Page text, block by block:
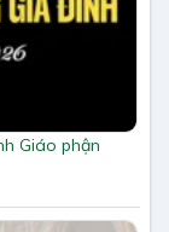
Giáo phận